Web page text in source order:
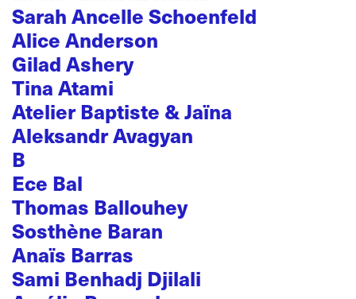
Sarah Ancelle Schoenfeld
Alice Anderson
Gilad Ashery
Tina Atami
Atelier Baptiste & Jaïna
Aleksandr Avagyan
B
Ece Bal
Thomas Ballouhey
Sosthène Baran
Anaïs Barras
Sami Benhadj Djilali